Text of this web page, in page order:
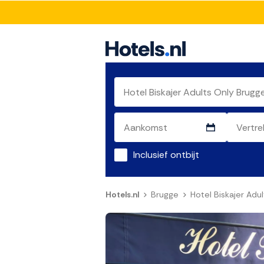
Inclusief ontbijt
Hotels.nl Brugge Hotel Biskajer